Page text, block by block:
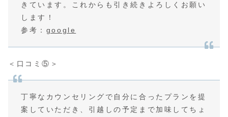
きています。これからも引き続きよろしくお願い
します！
参考： google
＜口コミ⑤＞
丁寧なカウンセリングで自分に合ったプランを提
案していただき、引越しの予定まで加味してちょ